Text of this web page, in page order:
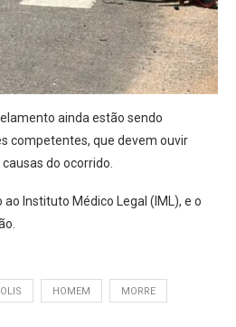
ainda estão sendo
competentes, que devem ouvir
do ocorrido.
Instituto Médico Legal (IML), e o
HOMEM MORRE